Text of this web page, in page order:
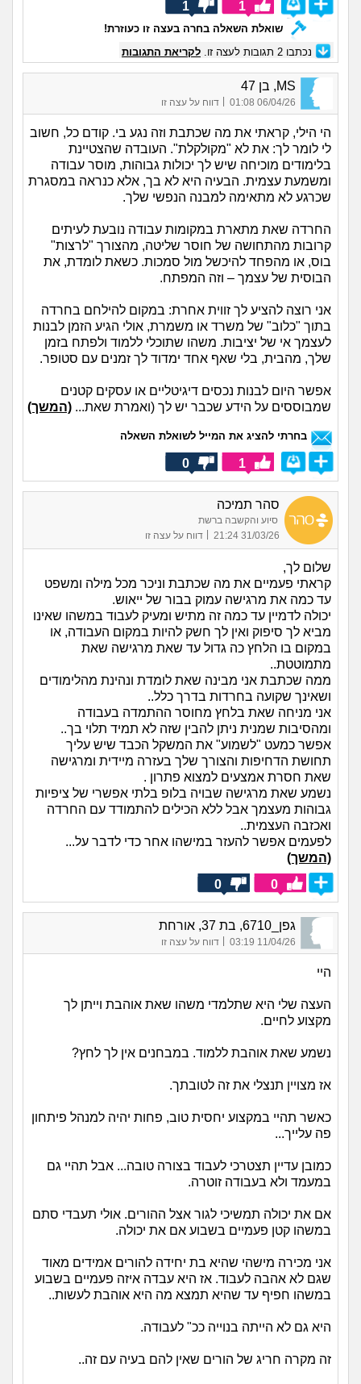
1
1
שואלת השאלה בחרה בעצה זו כעוזרת!
נכתבו 2 תגובות לעצה זו. לקריאת התגובות
MS, בן 47
06/04/26 01:08
| דווח על עצה זו
הי הילי, קראתי את מה שכתבת וזה נגע בי. קודם כל, חשוב
לי לומר לך: את לא "מקולקלת". העובדה שהצטיינת
בלימודים מוכיחה שיש לך יכולות גבוהות, מוסר עבודה
ומשמעת עצמית. הבעיה היא לא בך, אלא כנראה במסגרת
שכרגע לא מתאימה למבנה הנפשי שלך.
החרדה שאת מתארת במקומות עבודה נובעת לעיתים
קרובות מהתחושה של חוסר שליטה, מהצורך "לרצות"
בוס, או מהפחד להיכשל מול סמכות. כשאת לומדת, את
הבוסית של עצמך – וזה המפתח.
אני רוצה להציע לך זווית אחרת: במקום להילחם בחרדה
בתוך "כלוב" של משרד או משמרת, אולי הגיע הזמן לבנות
לעצמך אי של יציבות. משהו שתוכלי ללמוד ולפתח בזמן
שלך, מהבית, בלי שאף אחד ימדוד לך זמנים עם סטופר.
אפשר היום לבנות נכסים דיגיטליים או עסקים קטנים
שמבוססים על הידע שכבר יש לך (ואמרת שאת... (המשך)
בחרתי להציג את המייל לשואלת השאלה
1
0
סהר תמיכה
סיוע והקשבה ברשת
31/03/26 21:24
| דווח על עצה זו
שלום לך,
קראתי פעמיים את מה שכתבת וניכר מכל מילה ומשפט
עד כמה את מרגישה עמוק בבור של ייאוש.
יכולה לדמיין עד כמה זה מתיש ומעיק לעבוד במשהו שאינו
מביא לך סיפוק ואין לך חשק להיות במקום העבודה, או
במקום בו הלחץ כה גדול עד שאת מרגישה שאת
מתמוטטת..
ממה שכתבת אני מבינה שאת לומדת ונהינת מהלימודים
ושאינך שקועה בחרדות בדרך כלל..
אני מניחה שאת בלחץ מחוסר ההתמדה בעבודה
ומהסיבות שמנית ניתן להבין שזה לא תמיד תלוי בך..
אפשר כמעט "לשמוע" את המשקל הכבד שיש עליך
תחושת הדחיפות והצורך שלך בעזרה מיידית ומרגישה
שאת חסרת אמצעים למצוא פתרון .
נשמע שאת מרגישה שבויה בלופ בלתי אפשרי של ציפיות
גבוהות מעצמך אבל ללא הכילים להתמודד עם החרדה
ואכזבה העצמית..
לפעמים אפשר להעזר במישהו אחר כדי לדבר על...
(המשך)
0
0
גפן_6710, בת 37, אורחת
11/04/26 03:19 דווח על עצה זו
היי
העצה שלי היא שתלמדי משהו שאת אוהבת וייתן לך
מקצוע לחיים.
נשמע שאת אוהבת ללמוד. במבחנים אין לך לחץ?
אז מצויין תנצלי את זה לטובתך.
כאשר תהיי במקצוע יחסית טוב, פחות יהיה למנהל פיתחון
פה עלייך...
כמובן עדיין תצטרכי לעבוד בצורה טובה... אבל תהיי גם
במעמד ולא בעבודה זוטרה.
אם את יכולה תמשיכי לגור אצל ההורים. אולי תעבדי סתם
במשהו קטן פעמיים בשבוע אם את יכולה.
אני מכירה מישהי שהיא בת יחידה להורים אמידים מאוד
שגם לא אהבה לעבוד. אז היא עבדה איזה פעמיים בשבוע
במשהו חפיף עד שהיא תמצא מה היא אוהבת לעשות..
היא גם לא הייתה בנוייה ככ" לעבודה.
זה מקרה חריג של הורים שאין להם בעיה עם זה..